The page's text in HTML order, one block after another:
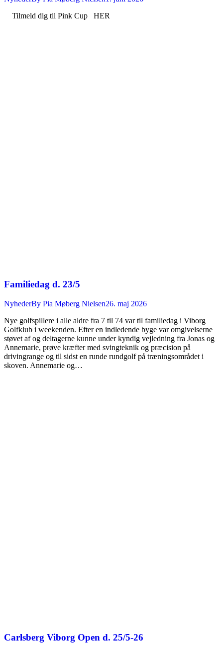
Tilmeld dig til Pink Cup HER
Familiedag d. 23/5
NyhederBy Pia Møberg Nielsen26. maj 2026
Nye golfspillere i alle aldre fra 7 til 74 var til familiedag i Viborg
Golfklub i weekenden. Efter en indledende byge var omgivelserne
støvet af og deltagerne kunne under kyndig vejledning fra Jonas og
Annemarie, prøve kræfter med svingteknik og præcision på
drivingrange og til sidst en runde rundgolf på træningsområdet i
skoven. Annemarie og…
Carlsberg Viborg Open d. 25/5-26